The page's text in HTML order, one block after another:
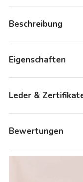
Beschreibung
Eigenschaften
Leder &
Bewertungen